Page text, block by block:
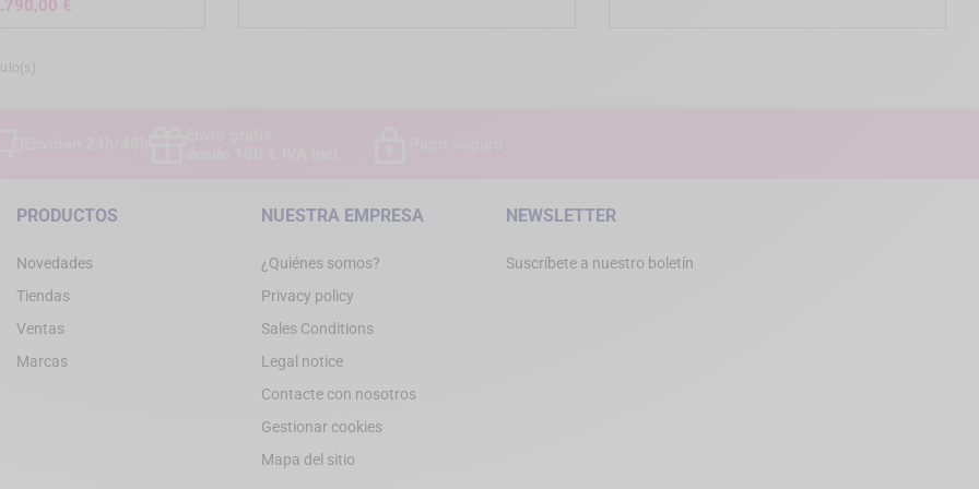
€
PRODUCTOS
Novedades
Tiendas
Ventas
Marcas
NUESTRA EMPRESA
¿Quiénes somos?
Privacy policy
Sales Conditions
Legal notice
Contacte con nosotros
Gestionar cookies
Mapa del sitio
NEWSLETTER
Suscríbete a nuestro boletín